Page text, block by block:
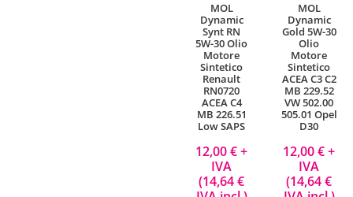
MOL
Dynamic
Synt RN
5W-30 Olio
Motore
Sintetico
Renault
RN0720
ACEA C4
MB 226.51
Low SAPS
12,00€+
IVA
(14,64€
MOL
Dynamic
Gold 5W-30
Olio
Motore
Sintetico
ACEA C3 C2
MB 229.52
VW 502.00
505.01 Opel
D30
12,00€+
IVA
(14,64€